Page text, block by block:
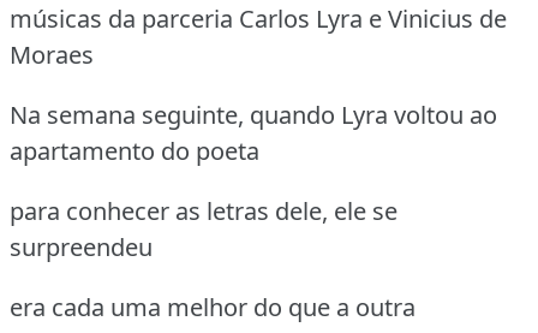
músicas da parceria Carlos Lyra e Vinicius de
Moraes
Na semana seguinte, quando Lyra voltou ao
apartamento do poeta
para conhecer as letras dele, ele se
surpreendeu
era cada uma melhor do que a outra